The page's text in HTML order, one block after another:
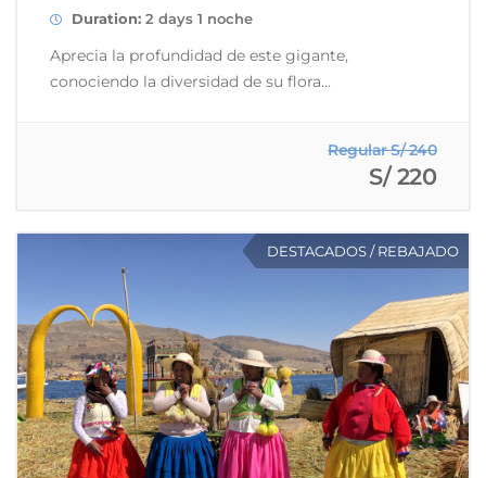
Duration: 2 days 1 noche
Aprecia la profundidad de este gigante,
conociendo la diversidad de su flora...
Regular S/ 240
S/ 220
DESTACADOS / REBAJADO